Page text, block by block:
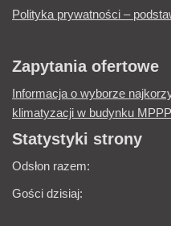
Polityka prywatności –
Zapytania ofertowe
Informacja o wyborze
klimatyzacji w budynku
Statystyki strony
Odsłon razem:
Gości dzisiaj: